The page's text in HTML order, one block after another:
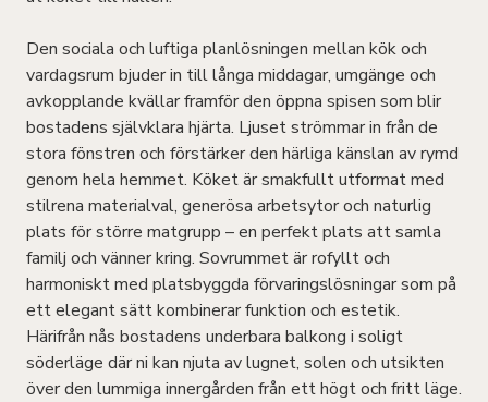
Den sociala och luftiga planlösningen mellan kök och
vardagsrum bjuder in till långa middagar, umgänge och
avkopplande kvällar framför den öppna spisen som blir
bostadens självklara hjärta. Ljuset strömmar in från de
stora fönstren och förstärker den härliga känslan av rymd
genom hela hemmet. Köket är smakfullt utformat med
stilrena materialval, generösa arbetsytor och naturlig
plats för större matgrupp – en perfekt plats att samla
familj och vänner kring. Sovrummet är rofyllt och
harmoniskt med platsbyggda förvaringslösningar som på
ett elegant sätt kombinerar funktion och estetik.
Härifrån nås bostadens underbara balkong i soligt
söderläge där ni kan njuta av lugnet, solen och utsikten
över den lummiga innergården från ett högt och fritt läge.